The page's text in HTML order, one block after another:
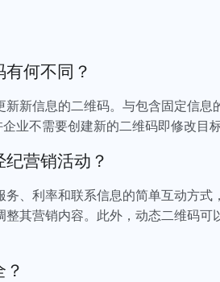
何不同？
新信息的二维码。与包含固定信
业不需要创建新的二维码即修改目标
营销活动？
、利率和联系信息的简单互动方
其营销内容。此外，动态二维码